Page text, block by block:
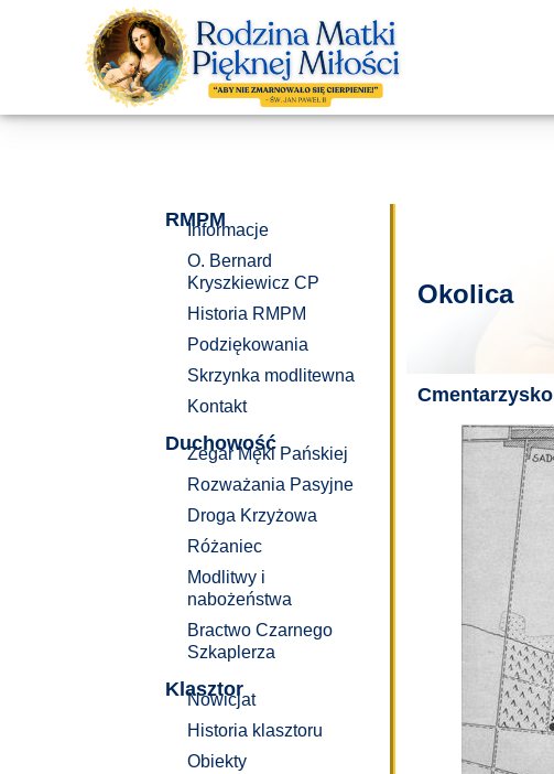
RMPM
Informacje
O. Bernard
Kryszkiewicz CP
Historia RMPM
Podziękowania
Skrzynka modlitewna
Kontakt
Duchowość
Zegar Męki Pańskiej
Rozważania Pasyjne
Droga Krzyżowa
Różaniec
Modlitwy i
nabożeństwa
Bractwo Czarnego
Szkaplerza
Klasztor
Nowicjat
Historia klasztoru
Obiekty
Okolica
Cmentarzysko